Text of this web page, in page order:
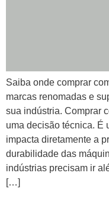
Saiba onde comprar
marcas renomadas e
sua indústria. Comprar
uma decisão técnica. É
impacta diretamente a
durabilidade das
indústrias precisam ir
[…]